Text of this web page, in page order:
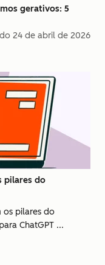
gerativos: 5
24 de abril de 2026
pilares do
os pilares do
ChatGPT ...